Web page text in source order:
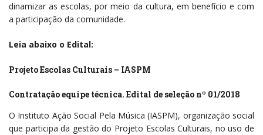
dinamizar as escolas, por meio da cultura, em benefício e com
a participação da comunidade.
Leia abaixo o Edital:
Projeto Escolas Culturais – IASPM
Contratação equipe técnica. Edital de seleção nº 01/2018
O Instituto Ação Social Pela Música (IASPM), organização social
que participa da gestão do Projeto Escolas Culturais, no uso de